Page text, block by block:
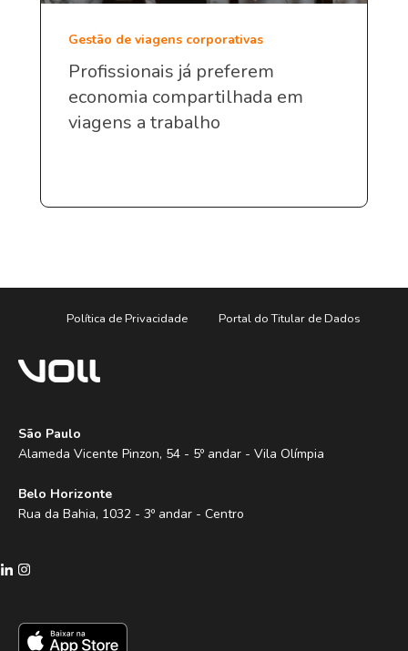
Gestão de viagens corporativas
Profissionais já preferem
economia compartilhada em
viagens a trabalho
Política de Privacidade Portal do Titular de Dados
São Paulo
Alameda Vicente Pinzon, 54 - 5º andar - Vila Olímpia
Belo Horizonte
Rua da Bahia, 1032 - 3º andar - Centro